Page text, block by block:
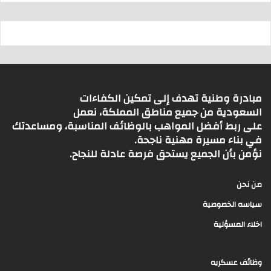
مبادرة وطنية تهدف إلى تمكين الكفاءات
السعودية من جميع مناطق المملكة، نعمل
على ربط أفضل المواهب بالوظائف المناسبة، ومساعدتك
في بناء مسيرة مهنية ناجحة.
نؤمن بأن الجميع يستحق فرصة عادلة للنجاح.
من نحن
سياسه الخصوصية
اخلاء المسؤلية
وظائف عسكريه